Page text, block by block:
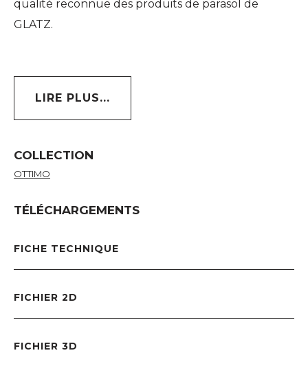
qualité reconnue des produits de parasol de
GLATZ.
LIRE PLUS...
COLLECTION
OTTIMO
TÉLÉCHARGEMENTS
FICHE TECHNIQUE
FICHIER 2D
FICHIER 3D